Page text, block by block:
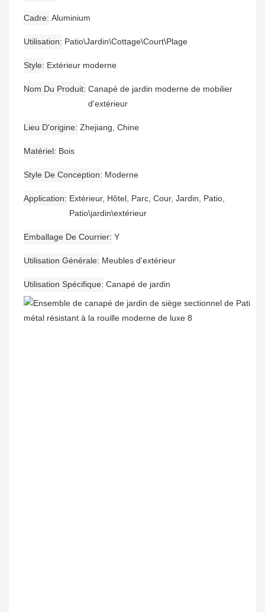
Cadre Aluminium
Utilisation Patio\Jardin\Cottage\Court\Plage
Style Extérieur moderne
Nom Du Produit Canapé de jardin moderne de mobilier
d'extérieur
Lieu D'origine Zhejiang, Chine
Matériel Bois
Style De Conception Moderne
Application
Extérieur, Hôtel, Parc, Cour, Jardin, Patio,
Patio\jardin\extérieur
Emballage De Courrier Y
Utilisation Générale Meubles d'extérieur
Utilisation Spécifique Canapé de jardin